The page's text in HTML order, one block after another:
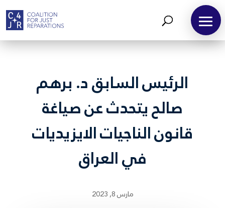
الرئيس السابق د. برهم
صالح يتحدث عن صياغة
قانون الناجيات الايزيديات
في العراق
مارس 8, 2023